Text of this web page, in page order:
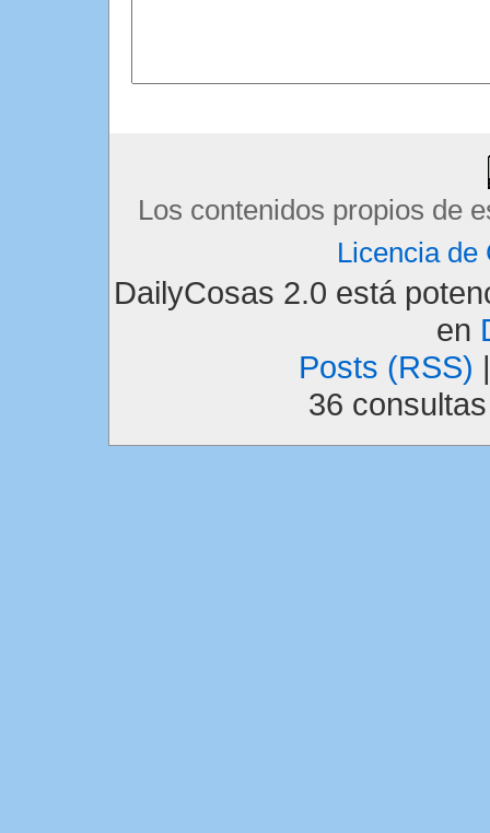
Los contenidos propios de
Licencia de
DailyCosas 2.0 está
en
Posts (RSS)
36